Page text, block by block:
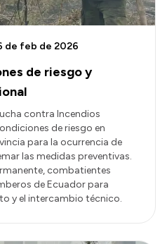
de riesgo y
de feb de 2026
contra Incendios
de riesgo en
para la ocurrencia de
las medidas preventivas.
combatientes
de Ecuador para
y el intercambio técnico.